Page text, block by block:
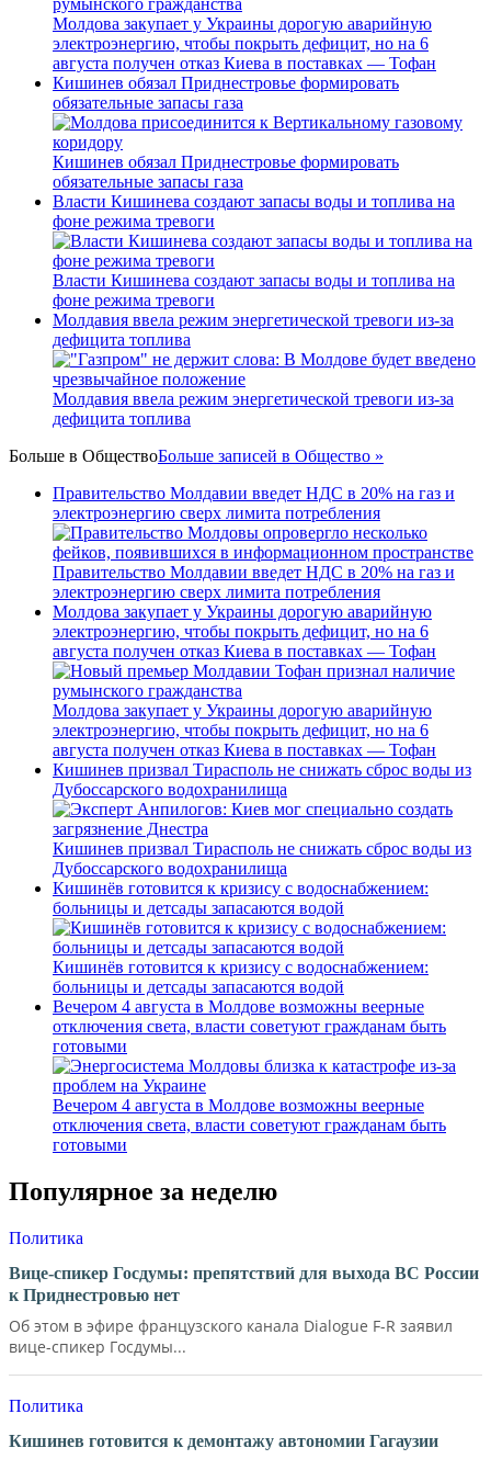
Молдова закупает у Украины дорогую аварийную
электроэнергию, чтобы покрыть дефицит, но на 6
августа получен отказ Киева в поставках — Тофан
Кишинев обязал Приднестровье формировать
обязательные запасы газа
Кишинев обязал Приднестровье формировать
обязательные запасы газа
Власти Кишинева создают запасы воды и топлива на
фоне режима тревоги
Власти Кишинева создают запасы воды и топлива на
фоне режима тревоги
Молдавия ввела режим энергетической тревоги из-за
дефицита топлива
Молдавия ввела режим энергетической тревоги из-за
дефицита топлива
Больше в ОбществоБольше записей в Общество »
Правительство Молдавии введет НДС в 20% на газ и
электроэнергию сверх лимита потребления
Правительство Молдавии введет НДС в 20% на газ и
электроэнергию сверх лимита потребления
Молдова закупает у Украины дорогую аварийную
электроэнергию, чтобы покрыть дефицит, но на 6
августа получен отказ Киева в поставках — Тофан
Молдова закупает у Украины дорогую аварийную
электроэнергию, чтобы покрыть дефицит, но на 6
августа получен отказ Киева в поставках — Тофан
Кишинев призвал Тирасполь не снижать сброс воды из
Дубоссарского водохранилища
Кишинев призвал Тирасполь не снижать сброс воды из
Дубоссарского водохранилища
Кишинёв готовится к кризису с водоснабжением:
больницы и детсады запасаются водой
Кишинёв готовится к кризису с водоснабжением:
больницы и детсады запасаются водой
Вечером 4 августа в Молдове возможны веерные
отключения света, власти советуют гражданам быть
готовыми
Вечером 4 августа в Молдове возможны веерные
отключения света, власти советуют гражданам быть
готовыми
Популярное за неделю
Политика
Вице-спикер Госдумы: препятствий для выхода ВС России
к Приднестровью нет
Об этом в эфире французского канала Dialogue F-R заявил
вице-спикер Госдумы...
Политика
Кишинев готовится к демонтажу автономии Гагаузии